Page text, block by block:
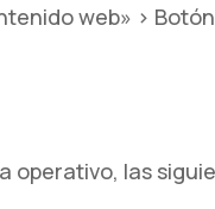
web» >
operativo, las